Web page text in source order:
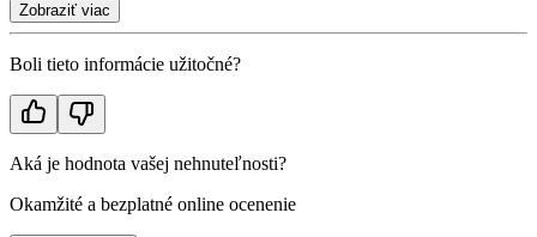
Zobraziť viac
Boli tieto informácie užitočné?
Aká je hodnota vašej nehnuteľnosti?
Okamžité a bezplatné online ocenenie